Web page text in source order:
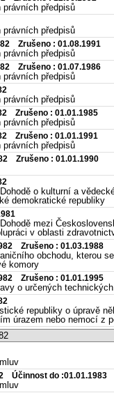
předpisů
předpisů
Zrušeno : 01.08.1991
předpisů
Zrušeno : 01.07.1986
předpisů
předpisů
Zrušeno : 01.01.1985
předpisů
Zrušeno : 01.01.1991
předpisů
Zrušeno : 01.01.1990
o kulturní a
demokratické republiky
mezi
v oblasti
Zrušeno : 01.03.1988
obchodu, kterou
komory
Zrušeno : 01.01.1995
o určených
republiky o úpravě
úrazem nebo nemocí z
Účinnost do :01.01.1983